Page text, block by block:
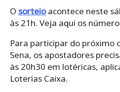
O sorteioacontece neste
às 21h. Veja aqui os
Para participar do próximo
Sena, os apostadores
às 20h30 em lotéricas,
Loterias Caixa.